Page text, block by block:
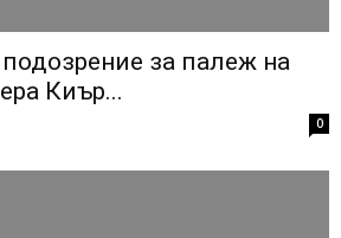
за палеж на
Киър...
0